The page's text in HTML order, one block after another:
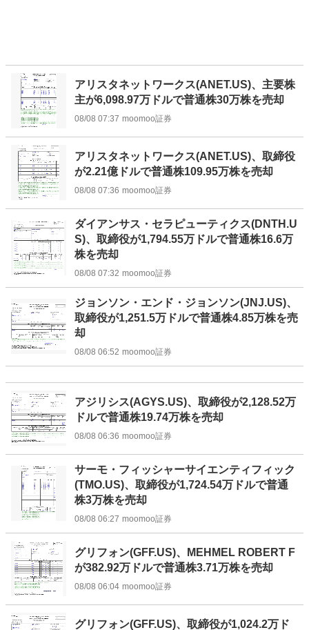
アリスタネットワークス(ANET.US)、主要株
主が6,098.97万ドルで普通株30万株を売却
08/08 07:37 moomoo証券
アリスタネットワークス(ANET.US)、取締役
が2.21億ドルで普通株109.95万株を売却
08/08 07:36 moomoo証券
ダイアンサス・セラピューティクス(DNTH.U
S)、取締役が1,794.55万ドルで普通株16.6万
株を売却
08/08 07:32 moomoo証券
ジョンソン・エンド・ジョンソン(JNJ.US)、
取締役が1,251.5万ドルで普通株4.85万株を売
却
08/08 06:52 moomoo証券
アジリシス(AGYS.US)、取締役が2,128.52万
ドルで普通株19.74万株を売却
08/08 06:36 moomoo証券
サーモ・フィッシャーサイエンティフィック
(TMO.US)、取締役が1,724.54万ドルで普通
株3万株を売却
08/08 06:27 moomoo証券
グリフォン(GFF.US)、MEHMEL ROBERT F
が382.92万ドルで普通株3.71万株を売却
08/08 06:04 moomoo証券
グリフォン(GFF.US)、取締役が1,024.2万ド